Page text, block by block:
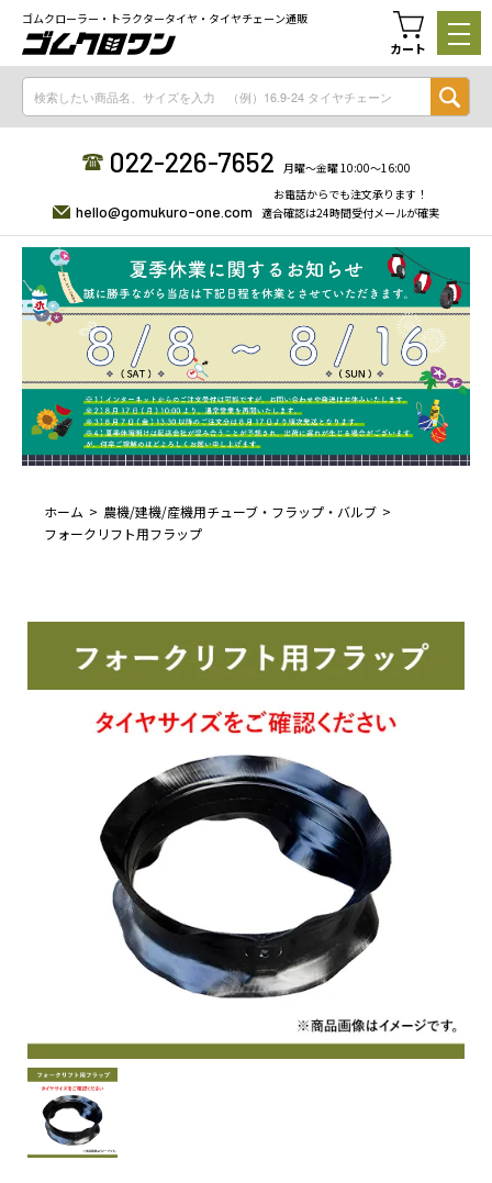
ゴムクローラー・トラクタータイヤ・タイヤチェーン通販
カート
022-226-7652 月曜〜金曜 10:00〜16:00
hello@gomukuro-one.com
お電話からでも注文承ります！
適合確認は24時間受付メールが確実
ホーム
農機/建機/産機用チューブ・フラップ・バルブ
フォークリフト用フラップ